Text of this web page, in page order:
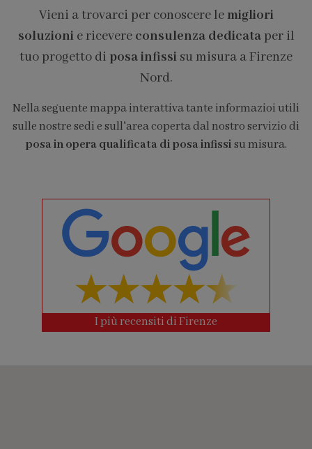
Vieni a trovarci per conoscere le migliori
soluzionie ricevere consulenza dedicataper il
tuo progetto di posa infissi su misura a Firenze
Nord.
Nella seguente mappa interattiva tante informazioi utili
sulle nostre sedi e sull'area coperta dal nostro servizio di
posa in opera qualificata di posa infissisu misura.
I più recensiti di Firenze